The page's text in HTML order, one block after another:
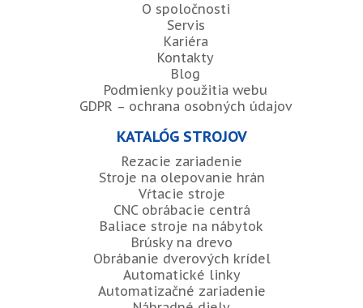
O spoločnosti
Servis
Kariéra
Kontakty
Blog
Podmienky použitia webu
GDPR – ochrana osobných údajov
KATALÓG STROJOV
Rezacie zariadenie
Stroje na olepovanie hrán
Vŕtacie stroje
CNC obrábacie centrá
Baliace stroje na nábytok
Brúsky na drevo
Obrábanie dverových krídel
Automatické linky
Automatizačné zariadenie